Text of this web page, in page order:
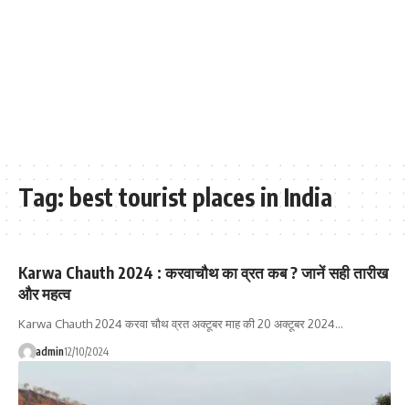
Tag: best tourist places in India
Karwa Chauth 2024 : करवाचौथ का व्रत कब ? जानें सही तारीख
और महत्व
Karwa Chauth 2024 करवा चौथ व्रत अक्टूबर माह की 20 अक्टूबर 2024…
admin12/10/2024